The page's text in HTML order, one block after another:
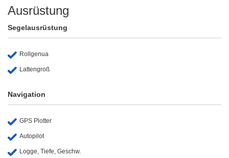
Ausrüstung
Segelausrüstung
Rollgenua
Lattengroß
Navigation
GPS Plotter
Autopilot
Logge, Tiefe, Geschw.